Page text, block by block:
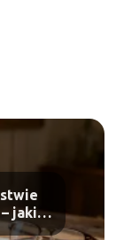
jakie